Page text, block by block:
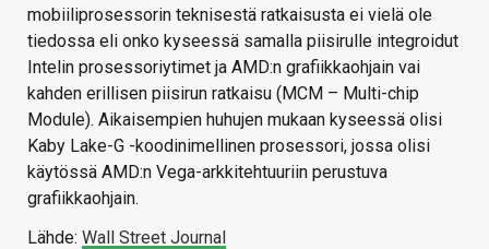
mobiiliprosessorin teknisestä ratkaisusta ei vielä ole
tiedossa eli onko kyseessä samalla piisirulle integroidut
Intelin prosessoriytimet ja AMD:n grafiikkaohjain vai
kahden erillisen piisirun ratkaisu (MCM – Multi-chip
Module). Aikaisempien huhujen mukaan kyseessä olisi
Kaby Lake-G -koodinimellinen prosessori, jossa olisi
käytössä AMD:n Vega-arkkitehtuuriin perustuva
grafiikkaohjain.
Lähde: Wall Street Journal